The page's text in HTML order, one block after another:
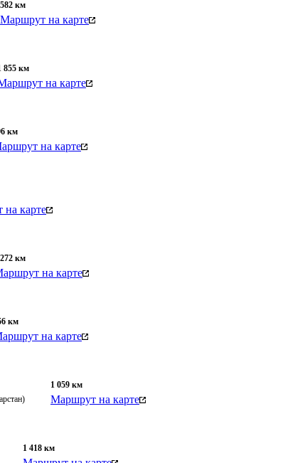
582 км
Маршрут на карте
855 км
на карте
км
на карте
карте
км
на карте
км
на карте
1 059 км
Маршрут на карте
1 418 км